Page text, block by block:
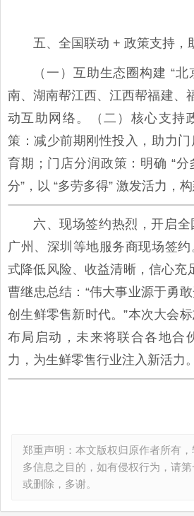
五、全国联动 + 政策支持，
（一）互助生态圈构建 “
南、湖南帮江西、江西帮福建、
动互助网络。（二）核心支持
策：减少前期刚性投入，助力
育期；门店分润政策：明确 “
分”，以 “多劳多得” 激发活力，
六、现场签约热烈，开启全
广州、深圳等地服务商现场签
式降低风险、收益清晰，信心充
曹继忠总结：“伟大事业源于勇
创生鲜零售新时代。”本次大会
布局启动，未来将联合各地合
力，为生鲜零售行业注入新活力。
郑重声明：本文版权归原作者所有
多信息之目的，如有侵权行为，请
或删除，多谢。